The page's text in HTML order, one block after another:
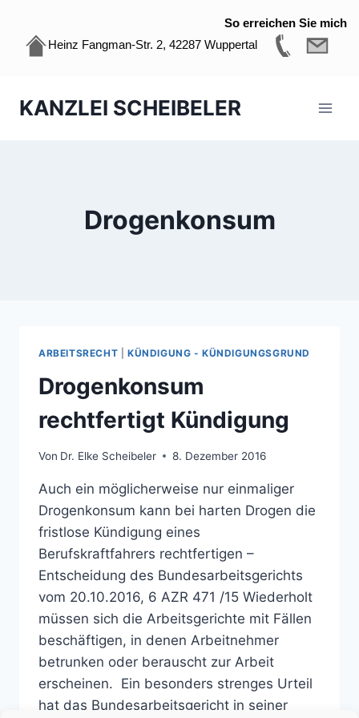
So erreichen Sie mich
Heinz Fangman-Str. 2, 42287 Wuppertal
InhaltKANZLEI SCHEIBELER
Drogenkonsum
ARBEITSRECHT KÜNDIGUNG - KÜNDIGUNGSGRUND
Drogenkonsum
rechtfertigt Kündigung
Von Dr. Elke Scheibeler 8. Dezember 2016
Auch ein möglicherweise nur einmaliger
Drogenkonsum kann bei harten Drogen die
fristlose Kündigung eines
Berufskraftfahrers rechtfertigen –
Entscheidung des Bundesarbeitsgerichts
vom 20.10.2016, 6 AZR 471 /15 Wiederholt
müssen sich die Arbeitsgerichte mit Fällen
beschäftigen, in denen Arbeitnehmer
betrunken oder berauscht zur Arbeit
erscheinen. Ein besonders strenges Urteil
hat das Bundesarbeitsgericht in seiner